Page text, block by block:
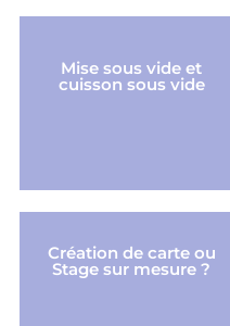
Mise sous vide et
cuisson sous vide
Création de carte ou
Stage sur mesure ?